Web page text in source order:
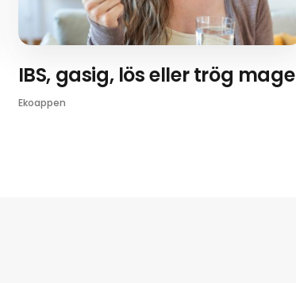
IBS, gasig, lös eller trög mage
Ekoappen